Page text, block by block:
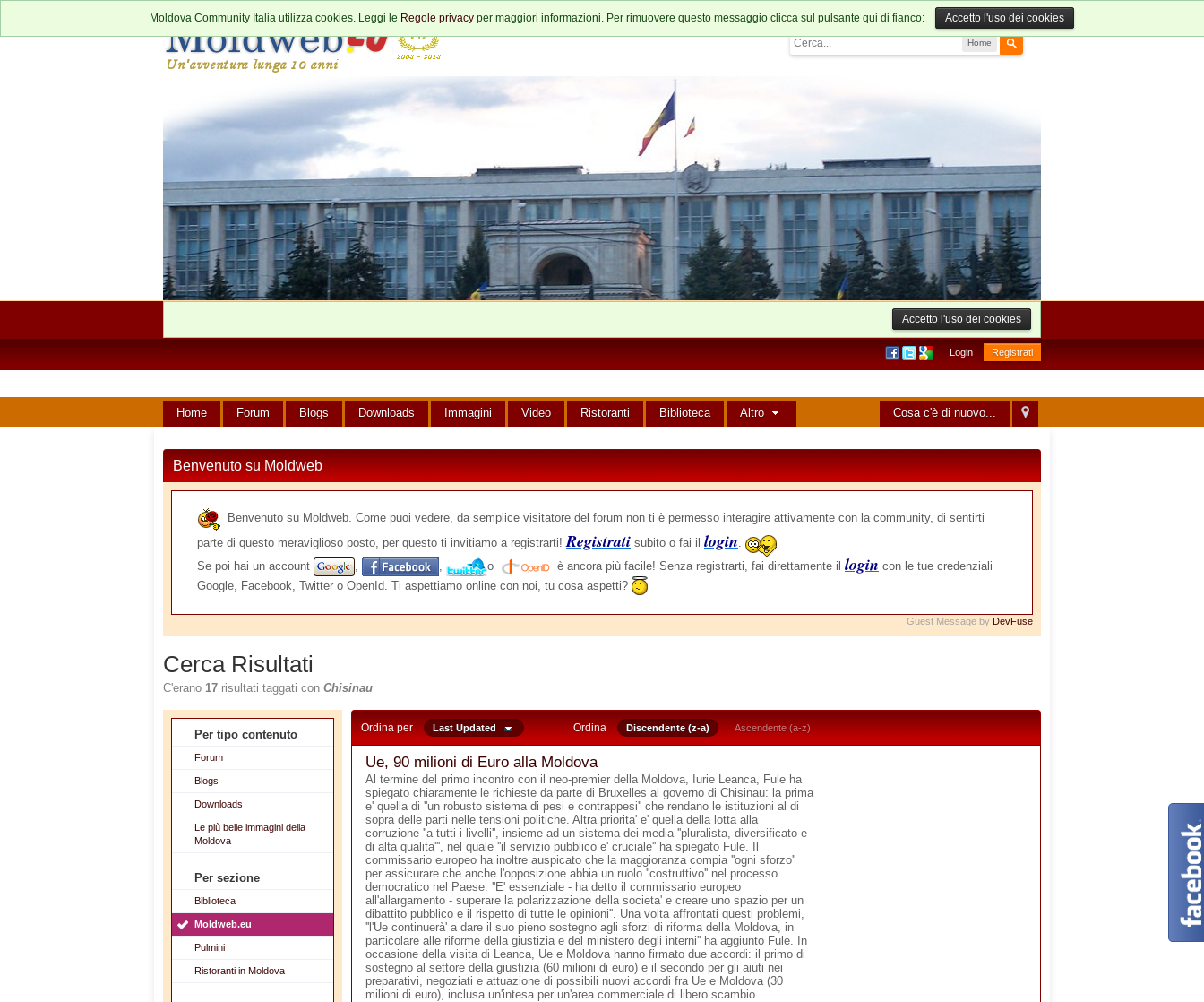
Home
Moldova Community Italia utilizza cookies. Leggi le Regole privacy per maggiori informazioni. Per rimuovere questo messaggio clicca sul pulsante qui di fianco: Accetto l'uso dei cookies
Accetto l'uso dei cookies
Login Registrati
Cosa c'è di nuovo...
Home Forum Blogs Downloads Immagini Video Ristoranti Biblioteca Altro
Benvenuto su Moldweb
Benvenuto su Moldweb. Come puoi vedere, da semplice visitatore del forum non ti è permesso interagire attivamente con la community, di sentirti
parte di questo meraviglioso posto, per questo ti invitiamo a registrarti!Registrati subito o fai il login.
Se poi hai un account
, , o è ancora più facile! Senza registrarti, fai direttamente il login con le tue credenziali
Google, Facebook, Twitter o OpenId. Ti aspettiamo online con noi, tu cosa aspetti?
Guest Message by DevFuse
Cerca Risultati
C'erano 17 risultati taggati con Chisinau
Per tipo contenuto
Forum
Blogs
Downloads
Le più belle immagini della
Moldova
Per sezione
Biblioteca
Moldweb.eu
Pulmini
Ristoranti in Moldova
Ordina per Last Updated Ordina Discendente (z-a) Ascendente (a-z)
Ue, 90 milioni di Euro alla Moldova
Al termine del primo incontro con il neo-premier della Moldova, Iurie Leanca, Fule ha
spiegato chiaramente le richieste da parte di Bruxelles al governo di Chisinau: la prima
e' quella di ''un robusto sistema di pesi e contrappesi'' che rendano le istituzioni al di
sopra delle parti nelle tensioni politiche. Altra priorita' e' quella della lotta alla
corruzione ''a tutti i livelli'', insieme ad un sistema dei media ''pluralista, diversificato e
di alta qualita''', nel quale ''il servizio pubblico e' cruciale'' ha spiegato Fule. Il
commissario europeo ha inoltre auspicato che la maggioranza compia ''ogni sforzo''
per assicurare che anche l'opposizione abbia un ruolo ''costruttivo'' nel processo
democratico nel Paese. ''E' essenziale - ha detto il commissario europeo
all'allargamento - superare la polarizzazione della societa' e creare uno spazio per un
dibattito pubblico e il rispetto di tutte le opinioni''. Una volta affrontati questi problemi,
''l'Ue continuerà' a dare il suo pieno sostegno agli sforzi di riforma della Moldova, in
particolare alle riforme della giustizia e del ministero degli interni'' ha aggiunto Fule. In
occasione della visita di Leanca, Ue e Moldova hanno firmato due accordi: il primo di
sostegno al settore della giustizia (60 milioni di euro) e il secondo per gli aiuti nei
preparativi, negoziati e attuazione di possibili nuovi accordi fra Ue e Moldova (30
milioni di euro), inclusa un'intesa per un'area commerciale di libero scambio.